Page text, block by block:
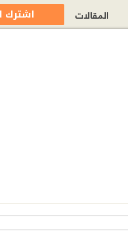
المقالات اشترك